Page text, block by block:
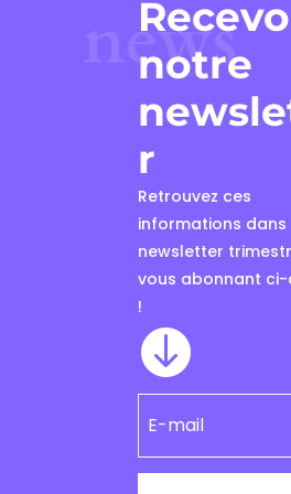
news
notre
r
Retrouvez ces
informations
newsletter
vous abonnant ci-
!
